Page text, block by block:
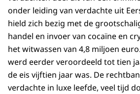
onder leiding van verdachte uit
hield zich bezig met de
handel en invoer van cocaïne en
het witwassen van 4,8 miljoen
werd eerder veroordeeld tot tien
de eis vijftien jaar was. De
verdachte in luxe leefde, veel tijd